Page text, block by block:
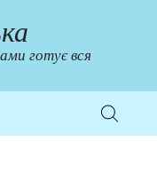
готує вся